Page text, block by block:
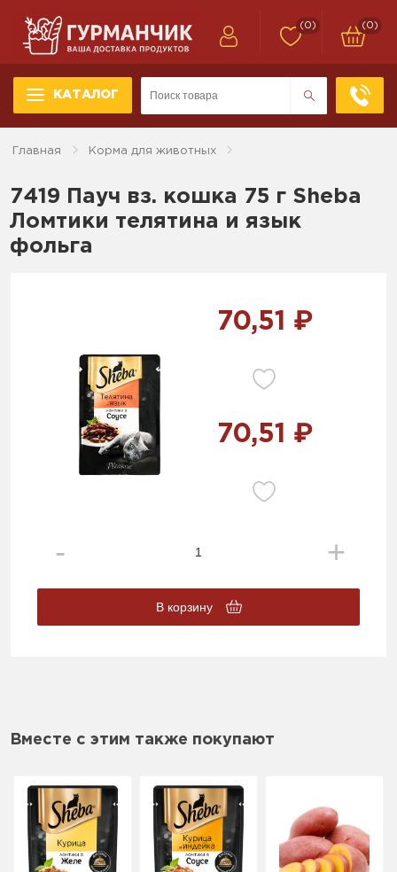
КАТАЛОГ
(0) (0)
Главная Корма для животных
7419 Пауч вз. кошка 75 г Sheba
Ломтики телятина и язык
фольга
70,51 ₽
70,51 ₽
В корзину
Вместе с этим также покупают